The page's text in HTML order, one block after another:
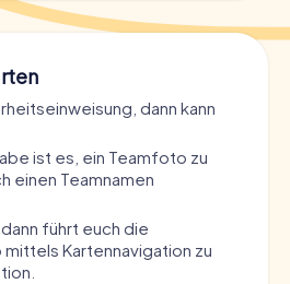
dann kann
ist es, ein Teamfoto zu
einen Teamnamen
führt euch die
Kartennavigation zu